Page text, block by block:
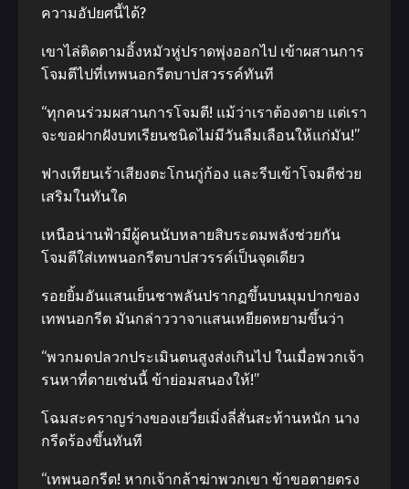
ความอัปยศนี้ได้?
เขาไล่ติดตามอิ้งหมัวหู่ปราดพุ่งออกไป เข้าผสานการ
โจมตีไปที่เทพนอกรีตบาปสวรรค์ทันที
“ทุกคนร่วมผสานการโจมตี! แม้ว่าเราต้องตาย แต่เรา
จะขอฝากฝังบทเรียนชนิดไม่มีวันลืมเลือนให้แก่มัน!”
ฟางเทียนเร้าเสียงตะโกนกู่ก้อง และรีบเข้าโจมตีช่วย
เสริมในทันใด
เหนือน่านฟ้ามีผู้คนนับหลายสิบระดมพลังช่วยกัน
โจมตีใส่เทพนอกรีตบาปสวรรค์เป็นจุดเดียว
รอยยิ้มอันแสนเย็นชาพลันปรากฏขึ้นบนมุมปากของ
เทพนอกรีต มันกล่าววาจาแสนเหยียดหยามขึ้นว่า
“พวกมดปลวกประเมินตนสูงส่งเกินไป ในเมื่อพวกเจ้า
รนหาที่ตายเช่นนี้ ข้าย่อมสนองให้!”
โฉมสะคราญร่างของเยวี่ยเมิ่งลี่สั่นสะท้านหนัก นาง
กรีดร้องขึ้นทันที
“เทพนอกรีต! หากเจ้ากล้าฆ่าพวกเขา ข้าขอตายตรง